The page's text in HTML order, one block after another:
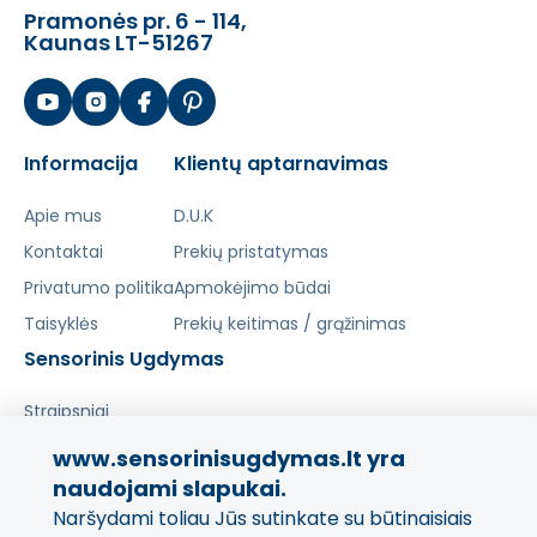
Pramonės pr. 6 - 114,
Kaunas LT-51267
Informacija
Apie mus
Kontaktai
Privatumo politika
Taisyklės
Klientų aptarnavimas
D.U.K
Prekių pristatymas
Apmokėjimo būdai
Prekių keitimas / grąžinimas
Sensorinis Ugdymas
Straipsniai
Pasidalinkite savo patirtimi!
Jūsų nuomonė svarbi mums
www.sensorinisugdymas.lt yra
naudojami slapukai.
Naršydami toliau Jūs sutinkate su būtinaisiais